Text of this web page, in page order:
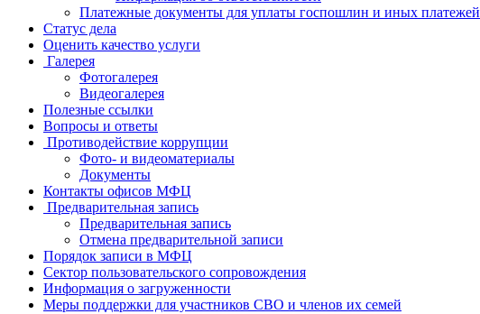
Платежные документы для уплаты госпошлин и иных платежей
Статус дела
Оценить качество услуги
Галерея
Фотогалерея
Видеогалерея
Полезные ссылки
Вопросы и ответы
Противодействие коррупции
Фото- и видеоматериалы
Документы
Контакты офисов МФЦ
Предварительная запись
Предварительная запись
Отмена предварительной записи
Порядок записи в МФЦ
Сектор пользовательского сопровождения
Информация о загруженности
Меры поддержки для участников СВО и членов их семей